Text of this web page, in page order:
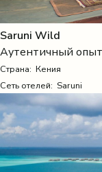
Saruni Wild
Аутентичный
Страна: Кения
Сеть отелей: Saruni